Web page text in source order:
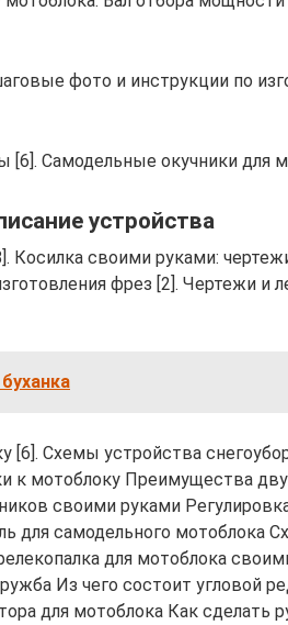
фото и инструкции по
Самодельные окучники для
устройства
Косилка своими руками:
фрез [2]. Чертежи и
[6]. Схемы устройства
к мотоблоку Преимущества
своими руками
для самодельного мотоблока
для мотоблока
Из чего состоит угловой
для мотоблока Как сделать